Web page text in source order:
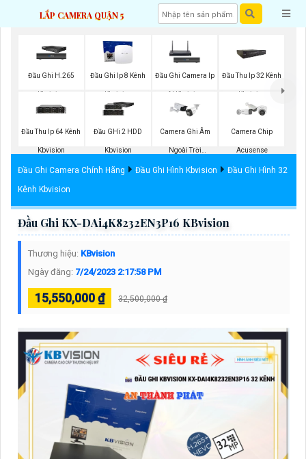
LẮP CAMERA QUẬN 5
Đầu Ghi H.265
Kbvision
Đầu Ghi Ip 8 Kênh
Kbvision
Đầu Ghi Camera Ip
AI Kbvision
Đầu Thu Ip 32 Kênh
Kbvision
Đầu Thu Ip 64 Kênh
Kbvision
Đầu GHi 2 HDD
Kbvision
Camera Ghi Âm
Ngoài Trời
Kbvision
Camera Chip
Acusense
Đầu Ghi Camera Chính Hãng Đầu Ghi Hình Kbvision
Đầu Ghi Hình 32
Kênh Kbvision
Đầu Ghi KX-DAi4K8232EN3P16 KBvision
Thương hiệu: KBvision
Ngày đăng: 7/24/2023 2:17:58 PM
15,550,000 ₫ 32,500,000 ₫